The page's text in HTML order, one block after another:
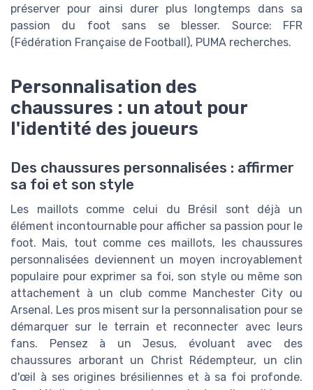
préserver pour ainsi durer plus longtemps dans sa
passion du foot sans se blesser. Source: FFR
(Fédération Française de Football), PUMA recherches.
Personnalisation des
chaussures : un atout pour
l'identité des joueurs
Des chaussures personnalisées : affirmer
sa foi et son style
Les maillots comme celui du Brésil sont déjà un
élément incontournable pour afficher sa passion pour le
foot. Mais, tout comme ces maillots, les chaussures
personnalisées deviennent un moyen incroyablement
populaire pour exprimer sa foi, son style ou même son
attachement à un club comme Manchester City ou
Arsenal. Les pros misent sur la personnalisation pour se
démarquer sur le terrain et reconnecter avec leurs
fans. Pensez à un Jesus, évoluant avec des
chaussures arborant un Christ Rédempteur, un clin
d'œil à ses origines brésiliennes et à sa foi profonde.